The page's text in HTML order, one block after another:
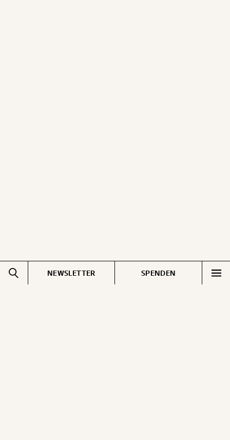
NEWSLETTER SPENDEN